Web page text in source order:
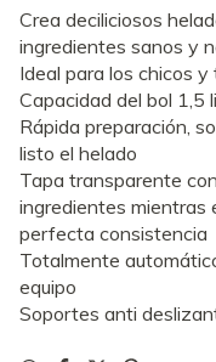
Crea deciliciosos
ingredientes sanos y
Ideal para los chicos
Capacidad del bol 1,5
Rápida preparación,
listo el helado
Tapa transparente
ingredientes mientras
perfecta consistencia
Totalmente
equipo
Soportes anti